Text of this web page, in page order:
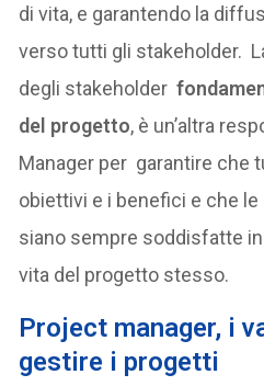
di vita, e garantendo la
verso tutti gli stakeholder.
degli stakeholder
del progetto, è un’altra
Manager per garantire che
obiettivi e i benefici e che
siano sempre soddisfatte
vita del progetto stesso.
Project manager, i
gestire i progetti